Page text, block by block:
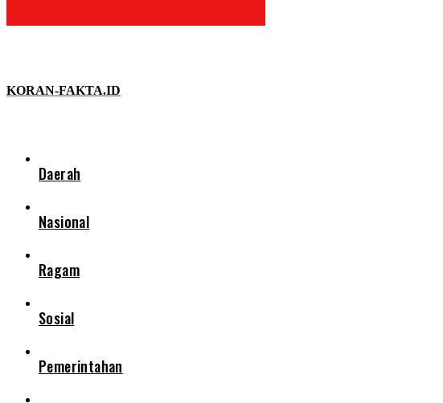
KORAN-FAKTA.ID
Daerah
Nasional
Ragam
Sosial
Pemerintahan